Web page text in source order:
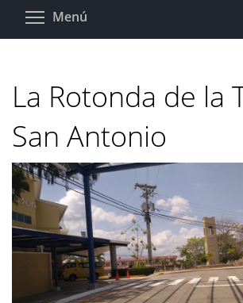
Pasar
Menú
La Rotonda de la
San Antonio